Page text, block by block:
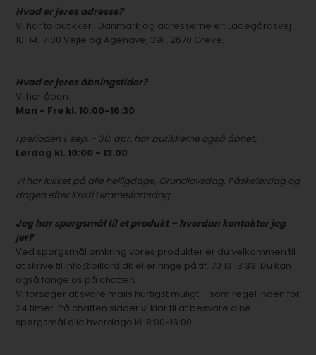
Hvad er jeres adresse?
Vi har to butikker i Danmark og adresserne er: Ladegårdsvej
10-14, 7100 Vejle og Agenavej 39F, 2670 Greve.
Hvad er jeres åbningstider?
Vi har åben:
Man - Fre kl. 10:00-16:30
I perioden 1. sep. - 30. apr. har butikkerne også åbnet:
Lørdag kl. 10:00 - 13.00
Vi har lukket på alle helligdage, Grundlovsdag, Påskelørdag og
dagen efter Kristi Himmelfartsdag.
Jeg har spørgsmål til et produkt – hvordan kontakter jeg
jer?
Ved spørgsmål omkring vores produkter er du velkommen til
at skrive til info@billard.dk eller ringe på tlf. 70 13 13 33. Du kan
også fange os på chatten.
Vi forsøger at svare mails hurtigst muligt – som regel inden for
24 timer. På chatten sidder vi klar til at besvare dine
spørgsmål alle hverdage kl. 8:00-16:00.